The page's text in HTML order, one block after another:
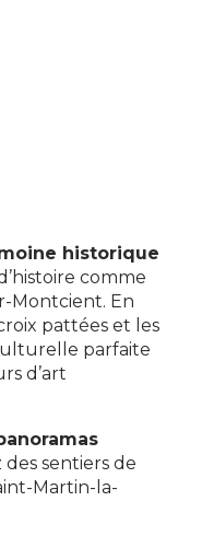
historique
comme
Montcient. En
pattées et les
parfaite
d’art
sentiers de
Martin-la-